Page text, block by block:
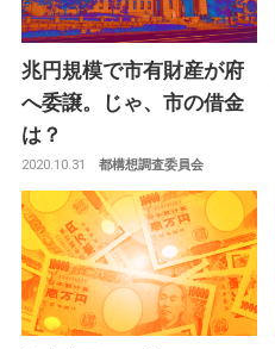
兆円規模で市有財産が府
へ委譲。じゃ、市の借金
は？
都構想調査委員会
2020.10.31